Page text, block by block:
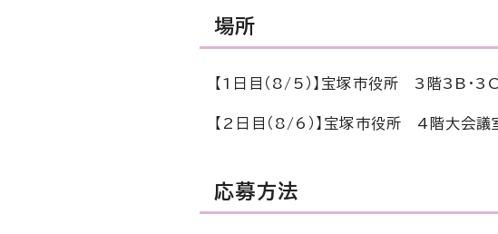
場所
【1日目（8/5）】宝塚市役所 3階3B・
【2日目（8/6）】宝塚市役所 4階大会議
応募方法